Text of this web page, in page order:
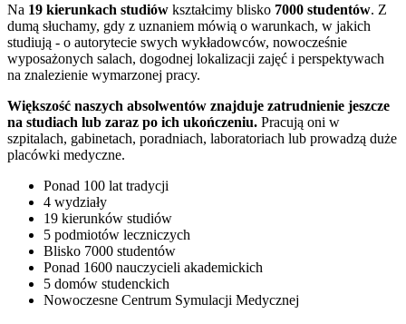
Na 19 kierunkach studiów kształcimy blisko 7000 studentów. Z
dumą słuchamy, gdy z uznaniem mówią o warunkach, w jakich
studiują - o autorytecie swych wykładowców, nowocześnie
wyposażonych salach, dogodnej lokalizacji zajęć i perspektywach
na znalezienie wymarzonej pracy.
Większość naszych absolwentów znajduje zatrudnienie jeszcze
na studiach lub zaraz po ich ukończeniu. Pracują oni w
szpitalach, gabinetach, poradniach, laboratoriach lub prowadzą duże
placówki medyczne.
Ponad 100 lat tradycji
4 wydziały
19 kierunków studiów
5 podmiotów leczniczych
Blisko 7000 studentów
Ponad 1600 nauczycieli akademickich
5 domów studenckich
Nowoczesne Centrum Symulacji Medycznej